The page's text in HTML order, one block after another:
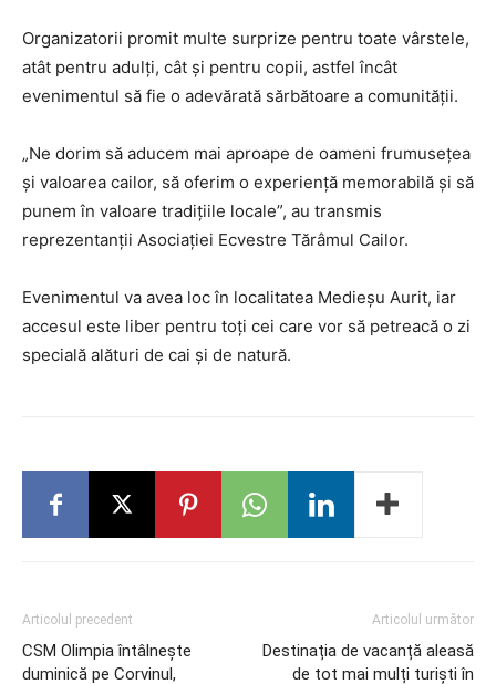
Organizatorii promit multe surprize pentru toate vârstele,
atât pentru adulți, cât și pentru copii, astfel încât
evenimentul să fie o adevărată sărbătoare a comunității.
„Ne dorim să aducem mai aproape de oameni frumusețea
și valoarea cailor, să oferim o experiență memorabilă și să
punem în valoare tradițiile locale”, au transmis
reprezentanții Asociației Ecvestre Tărâmul Cailor.
Evenimentul va avea loc în localitatea Medieșu Aurit, iar
accesul este liber pentru toți cei care vor să petreacă o zi
specială alături de cai și de natură.
Articolul precedent
CSM Olimpia întâlnește
duminică pe Corvinul,
Articolul următor
Destinația de vacanță aleasă
de tot mai mulți turiști în